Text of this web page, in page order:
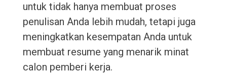
untuk tidak hanya membuat proses
penulisan Anda lebih mudah, tetapi juga
meningkatkan kesempatan Anda untuk
membuat resume yang menarik minat
calon pemberi kerja.